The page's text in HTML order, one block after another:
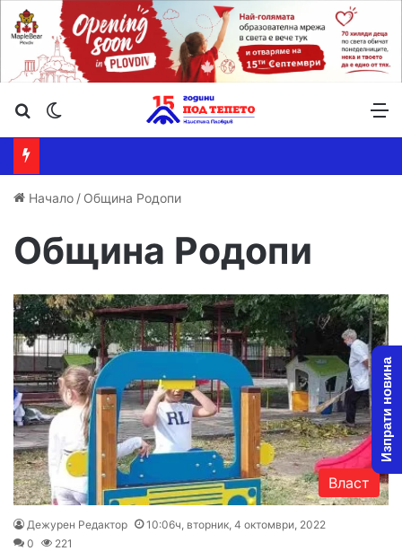
Търсене ...
Начало / Община Родопи
Община Родопи
Власт
Дежурен Редактор
10:06ч, вторник, 4 октомври, 2022
0
221
Изпрати новина